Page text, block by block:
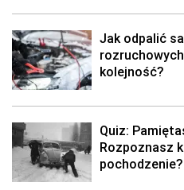
Jak odpalić
kolejność?
Quiz:
Rozpoznasz
pochodzenie?